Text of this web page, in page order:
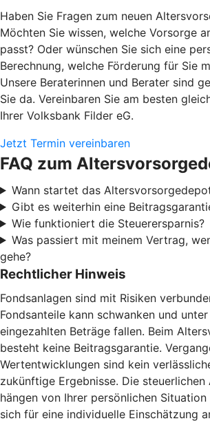
Haben Sie Fragen zum neuen
Möchten Sie wissen, welche Vorsorge
passt? Oder wünschen Sie sich eine
Berechnung, welche Förderung für Sie
Unsere Beraterinnen und Berater sind
Sie da. Vereinbaren Sie am besten
Ihrer Volksbank Filder eG.
Jetzt Termin vereinbaren
FAQ zum
Wann startet das
Gibt es weiterhin eine
Wie funktioniert die Steuerersparnis?
Was passiert mit meinem Vertrag,
gehe?
Rechtlicher Hinweis
Fondsanlagen sind mit Risiken
Fondsanteile kann schwanken und
eingezahlten Beträge fallen. Beim
besteht keine Beitragsgarantie.
Wertentwicklungen sind kein
zukünftige Ergebnisse. Die steuerlichen
hängen von Ihrer persönlichen Situation
sich für eine individuelle Einschätzung